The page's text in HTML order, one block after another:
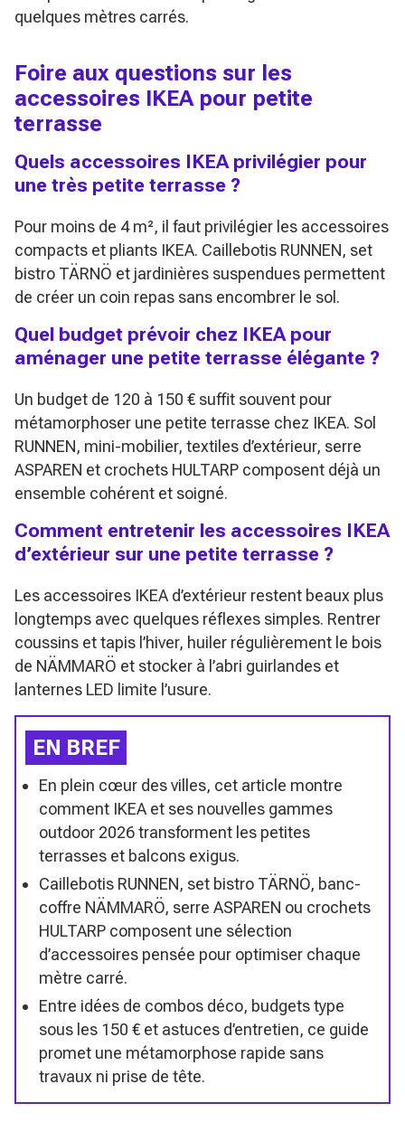
quelques mètres carrés.
Foire aux questions sur les
accessoires IKEA pour petite
terrasse
Quels accessoires IKEA privilégier pour
une très petite terrasse ?
Pour moins de 4 m², il faut privilégier les accessoires
compacts et pliants IKEA. Caillebotis RUNNEN, set
bistro TÄRNÖ et jardinières suspendues permettent
de créer un coin repas sans encombrer le sol.
Quel budget prévoir chez IKEA pour
aménager une petite terrasse élégante ?
Un budget de 120 à 150 € suffit souvent pour
métamorphoser une petite terrasse chez IKEA. Sol
RUNNEN, mini-mobilier, textiles d’extérieur, serre
ASPAREN et crochets HULTARP composent déjà un
ensemble cohérent et soigné.
Comment entretenir les accessoires IKEA
d’extérieur sur une petite terrasse ?
Les accessoires IKEA d’extérieur restent beaux plus
longtemps avec quelques réflexes simples. Rentrer
coussins et tapis l’hiver, huiler régulièrement le bois
de NÄMMARÖ et stocker à l’abri guirlandes et
lanternes LED limite l’usure.
EN BREF
En plein cœur des villes, cet article montre
comment IKEA et ses nouvelles gammes
outdoor 2026 transforment les petites
terrasses et balcons exigus.
Caillebotis RUNNEN, set bistro TÄRNÖ, banc-
coffre NÄMMARÖ, serre ASPAREN ou crochets
HULTARP composent une sélection
d’accessoires pensée pour optimiser chaque
mètre carré.
Entre idées de combos déco, budgets type
sous les 150 € et astuces d’entretien, ce guide
promet une métamorphose rapide sans
travaux ni prise de tête.